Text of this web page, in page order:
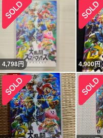
4,798円 4,900円